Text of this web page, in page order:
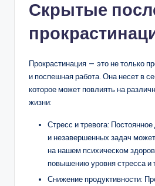
Скрытые
Прокрастинация — это не только
и поспешная работа. Она несет в
которое может повлиять на
жизни:
Стресс и тревога:
и незавершенных задач
на нашем психическом
повышению уровня стресса и
Снижение продуктивности: